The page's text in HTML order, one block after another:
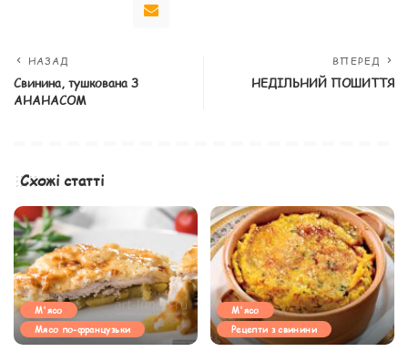
НАЗАД
Свинина, тушкована З
АНАНАСОМ
ВПЕРЕД
НЕДІЛЬНИЙ ПОШИТТЯ
Схожі статті
М'ясо
Мясо по-французьки
М'ясо
Рецепти з свинини